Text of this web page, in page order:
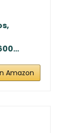
Amazon